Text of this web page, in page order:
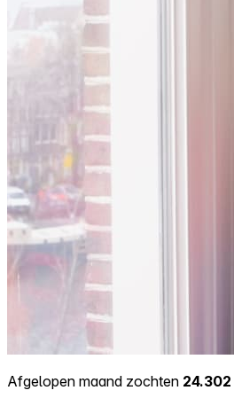
Afgelopen maand zochten 24.302